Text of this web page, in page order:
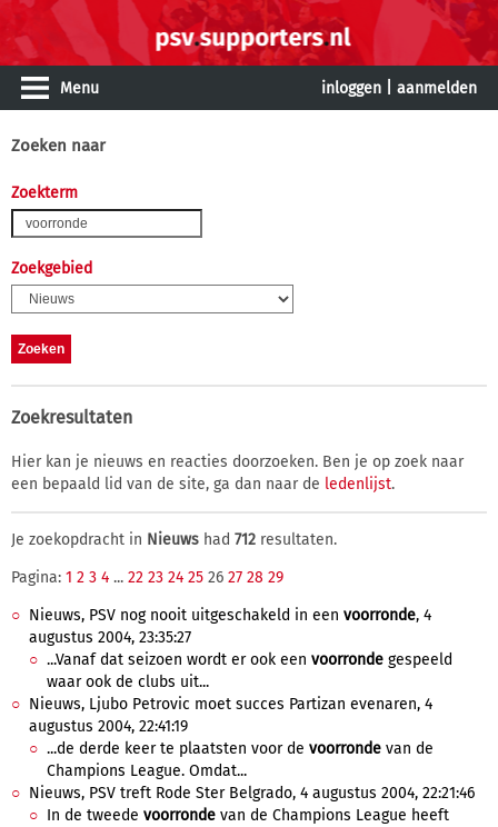
Menu inloggen aanmelden
Zoeken naar
Zoekterm
Zoekgebied
Zoekresultaten
Hier kan je nieuws en reacties doorzoeken. Ben je op zoek naar
een bepaald lid van de site, ga dan naar de ledenlijst.
Je zoekopdracht in Nieuws had 712 resultaten.
Pagina: 1 2 3 4 ... 22 23 24 25 26 27 28 29
Nieuws, PSV nog nooit uitgeschakeld in een voorronde, 4
augustus 2004, 23:35:27
...Vanaf dat seizoen wordt er ook een voorronde gespeeld
waar ook de clubs uit...
Nieuws, Ljubo Petrovic moet succes Partizan evenaren, 4
augustus 2004, 22:41:19
...de derde keer te plaatsten voor de voorronde van de
Champions League. Omdat...
Nieuws, PSV treft Rode Ster Belgrado, 4 augustus 2004, 22:21:46
In de tweede voorronde van de Champions League heeft